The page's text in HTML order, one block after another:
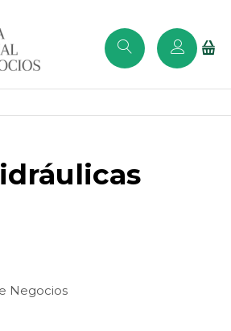
Negocios